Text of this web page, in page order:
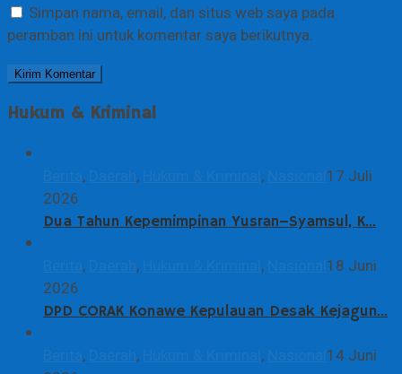
Simpan nama, email, dan situs web saya pada
peramban ini untuk komentar saya berikutnya.
Hukum & Kriminal
, , ,
17 Juli
2026
Dua Tahun Kepemimpinan Yusran–Syamsul, K…
, , ,
18 Juni
2026
DPD CORAK Konawe Kepulauan Desak Kejagun…
, , ,
14 Juni